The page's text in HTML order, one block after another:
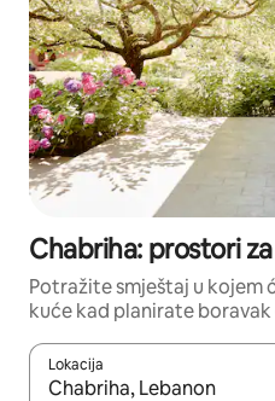
Chabriha: prostori
Potražite smještaj u kojem
kuće kad planirate boravak
Lokacija
Kada budu dostupni